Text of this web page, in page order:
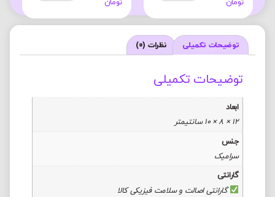
تومان تومان
توضیحات تکمیلی نظرات (0)
توضیحات تکمیلی
ابعاد
12 × 8 × 10 سانتیمتر
جنس
سرامیک
گارانتی
گارانتی اصالت و سلامت فیزیکی کالا